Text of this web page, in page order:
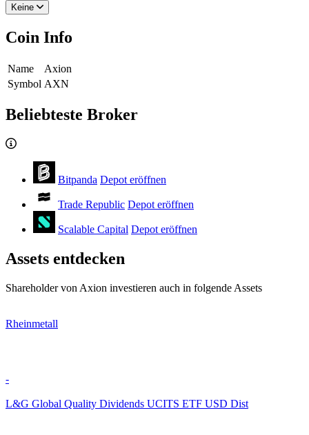
Keine
Coin Info
Name
Axion
Symbol AXN
Beliebteste Broker
Bitpanda Depot eröffnen
Trade Republic Depot eröffnen
Scalable Capital Depot eröffnen
Assets entdecken
Shareholder von Axion investieren auch in folgende Assets
Rheinmetall
-
L&G Global Quality Dividends UCITS ETF USD Dist